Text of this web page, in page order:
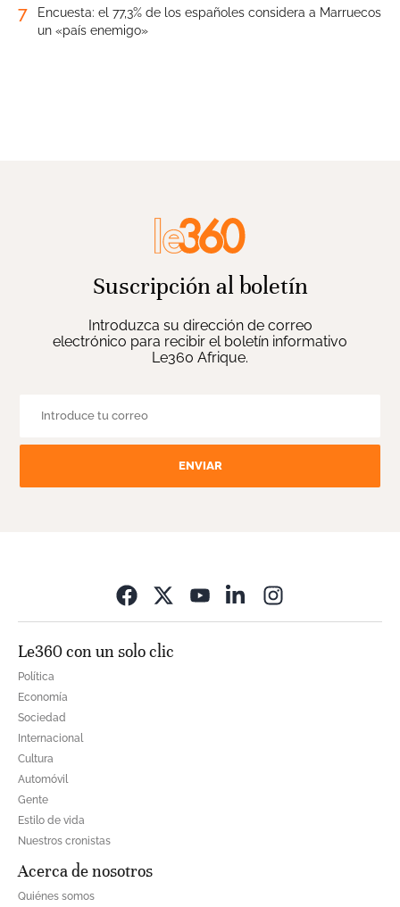
7
Encuesta: el 77,3% de los españoles considera a Marruecos
un «país enemigo»
Suscripción al boletín
Introduzca su dirección de correo
electrónico para recibir el boletín informativo
Le360 Afrique.
ENVIAR
Le360 con un solo clic
Política
Economía
Sociedad
Internacional
Cultura
Automóvil
Gente
Estilo de vida
Nuestros cronistas
Acerca de nosotros
Quiénes somos